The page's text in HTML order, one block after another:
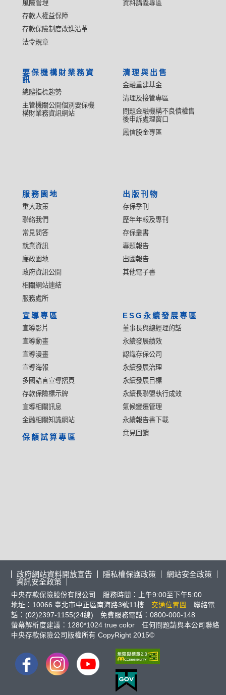
風險管理
存款人權益保障
存款保險制度改進沿革
法令規章
資料講義專區
要保機構財業務資
訊
總體指標趨勢
主管機關公開個別要保機
構財業務資訊網站
清理與出售
金融重建基金
清理及接管專區
問題金融機構不良債權售
後申訴處理窗口
鳳信股金專區
服務園地
重大政策
聯絡我們
常見問答
就業資訊
廉政園地
政府資訊公開
相關網站連結
服務處所
出版刊物
存保季刊
歷年年報及專刊
存保叢書
專題報告
出國報告
其他電子書
宣導專區
宣導影片
宣導動畫
宣導漫畫
宣導海報
多國語言宣導摺頁
存款保險標示牌
宣導相關訊息
金融相關知識網站
ESG永續發展專區
董事長與總經理的話
永續發展績效
認識存保公司
永續發展治理
永續發展目標
永續長聯盟執行成效
氣候變遷管理
永續報告書下載
意見回饋
保額試算專區
政府網站資料開放宣告 隱私權保護政策
網站安全政策
資訊安全政策
中央存款保險股份有限公司 服務時間：上午9:00至下午5:00
地址：10066 臺北市中正區南海路3號11樓
交通位置圖
聯絡電
話：(02)2397-1155(24線) 免費服務電話：0800-000-148
螢幕解析度建議：1280*1024 true color 任何問題請與本公司聯絡
中央存款保險公司版權所有 CopyRight 2015©
youtube